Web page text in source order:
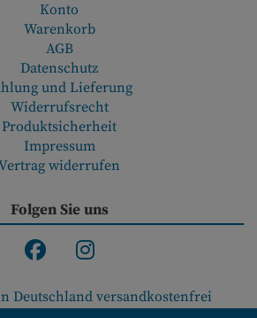
Konto
Warenkorb
AGB
Datenschutz
und Lieferung
Widerrufsrecht
Produktsicherheit
Impressum
widerrufen
Folgen Sie uns
Deutschland versandkostenfrei